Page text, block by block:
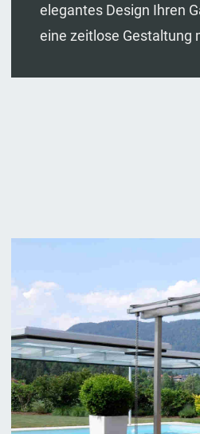
elegantes Design Ihren
eine zeitlose Gestaltung